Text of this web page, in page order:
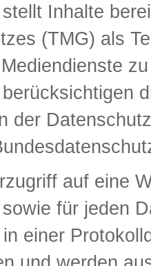
Inhalte
(TMG) als
der
auf eine
für jeden
einer